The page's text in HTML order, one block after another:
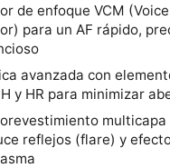
de enfoque VCM
para un AF rápido,
avanzada con
y HR para minimizar
multicapa
reflejos (flare) y